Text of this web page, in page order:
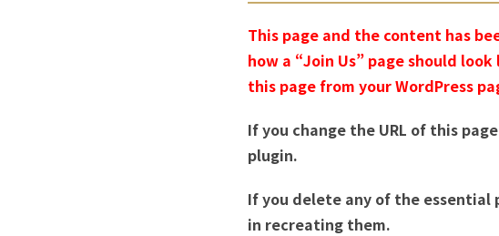
This page and the content has
how a “Join Us” page should
this page from your WordPress
If you change the URL of this
plugin.
If you delete any of the essential
in recreating them.